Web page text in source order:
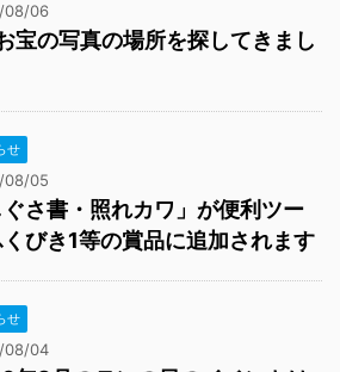
08/06
宝の写真の場所を探してきまし
せ
08/05
ぐさ書・照れカワ」が便利ツー
びき1等の賞品に追加されます
せ
08/04